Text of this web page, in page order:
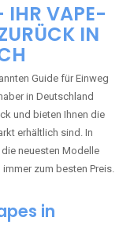
IHR VAPE-
IN
Guide für Einweg
in Deutschland
und bieten Ihnen die
erhältlich sind. In
neuesten Modelle
zum besten Preis.
in